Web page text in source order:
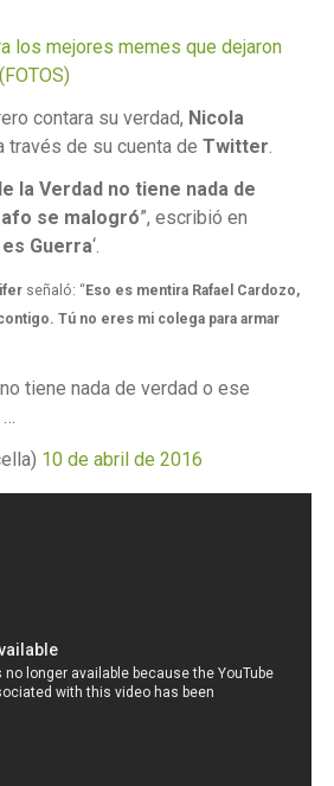
los mejores memes que dejaron
contara su verdad, Nicola
través de su cuenta deTwitter
la Verdad no tiene nada de
se malogró”, escribió en
Guerra‘.
señaló: “Eso es mentira Rafael Cardozo,
Tú no eres mi colega para armar
no tiene nada de verdad o ese
10 de abril de 2016